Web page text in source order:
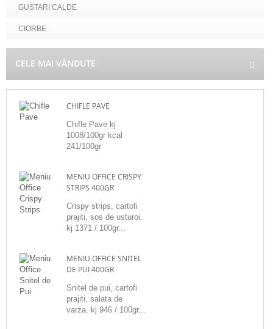
GUSTARI CALDE
CIORBE
CELE MAI VÂNDUTE
CHIFLE PAVE
Chifle Pave kj
1008/100gr kcal
241/100gr
MENIU OFFICE CRISPY
STRIPS 400GR
Crispy strips, cartofi
prajiti, sos de usturoi.
kj 1371 / 100gr...
MENIU OFFICE SNITEL
DE PUI 400GR
Snitel de pui, cartofi
prajiti, salata de
varza. kj 946 / 100gr...